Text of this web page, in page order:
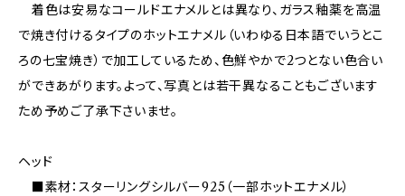
着色は安易なコールドエナメルとは異なり、ガラス釉薬を高温
で焼き付けるタイプのホットエナメル（いわゆる日本語でいうとこ
ろの七宝焼き）で加工しているため、色鮮やかで2つとない色合い
ができあがります。よって、写真とは若干異なることもございます
ため予めご了承下さいませ。
ヘッド
■素材：スターリングシルバー925（一部ホットエナメル）